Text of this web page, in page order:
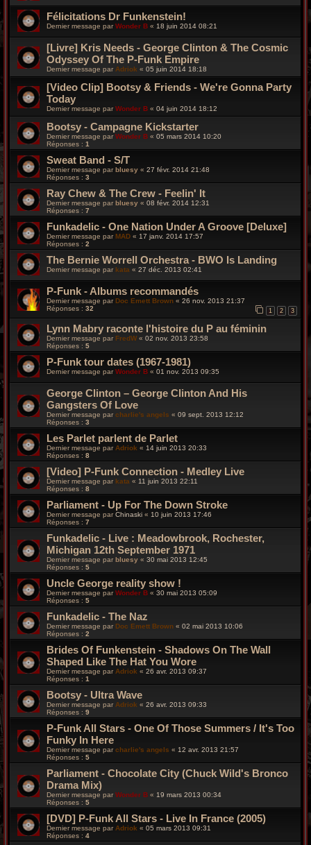
Félicitations Dr Funkenstein!
Dernier message parWonder B « 18 juin 2014 08:21
[Livre] Kris Needs - George Clinton & The Cosmic
Odyssey Of The P-Funk Empire
Dernier message par Adriok « 05 juin 2014 18:18
[Video Clip] Bootsy & Friends - We're Gonna Party
Today
Dernier message par Wonder B « 04 juin 2014 18:12
Bootsy - Campagne Kickstarter
Dernier message par Wonder B « 05 mars 2014 10:20
Réponses : 1
Sweat Band - S/T
Dernier message par bluesy « 27 févr. 2014 21:48
Réponses : 3
Ray Chew & The Crew - Feelin' It
Dernier message par bluesy « 08 févr. 2014 12:31
Réponses : 7
Funkadelic - One Nation Under A Groove [Deluxe]
Dernier message par MAD « 17 janv. 2014 17:57
Réponses : 2
The Bernie Worrell Orchestra - BWO Is Landing
Dernier message par kata « 27 déc. 2013 02:41
P-Funk - Albums recommandés
Dernier message par Doc Emett Brown « 26 nov. 2013 21:37
Réponses : 32 1 2 3
Lynn Mabry raconte l'histoire du P au féminin
Dernier message par FredW « 02 nov. 2013 23:58
Réponses : 5
P-Funk tour dates (1967-1981)
Dernier message parWonder B « 01 nov. 2013 09:35
George Clinton – George Clinton And His
Gangsters Of Love
Dernier message par charlie's angels « 09 sept. 2013 12:12
Réponses : 3
Les Parlet parlent de Parlet
Dernier message par Adriok « 14 juin 2013 20:33
Réponses : 8
[Video] P-Funk Connection - Medley Live
Dernier message par kata « 11 juin 2013 22:11
Réponses : 8
Parliament - Up For The Down Stroke
Dernier message parChinaski « 10 juin 2013 17:46
Réponses : 7
Funkadelic - Live : Meadowbrook, Rochester,
Michigan 12th September 1971
Dernier message par bluesy « 30 mai 2013 12:45
Réponses : 5
Uncle George reality show !
Dernier message parWonder B « 30 mai 2013 05:09
Réponses : 5
Funkadelic - The Naz
Dernier message par Doc Emett Brown « 02 mai 2013 10:06
Réponses : 2
Brides Of Funkenstein - Shadows On The Wall
Shaped Like The Hat You Wore
Dernier message par Adriok « 26 avr. 2013 09:37
Réponses : 1
Bootsy - Ultra Wave
Dernier message par Adriok « 26 avr. 2013 09:33
Réponses : 9
P-Funk All Stars - One Of Those Summers / It's Too
Funky In Here
Dernier message par charlie's angels « 12 avr. 2013 21:57
Réponses : 5
Parliament - Chocolate City (Chuck Wild's Bronco
Drama Mix)
Dernier message par Wonder B « 19 mars 2013 00:34
Réponses : 5
[DVD] P-Funk All Stars - Live In France (2005)
Dernier message par Adriok « 05 mars 2013 09:31
Réponses : 4